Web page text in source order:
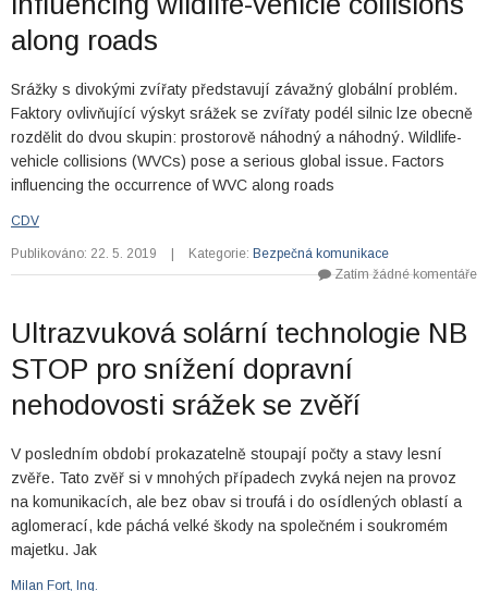
along roads
Srážky s divokými zvířaty představují závažný globální problém.
Faktory ovlivňující výskyt srážek se zvířaty podél silnic lze obecně
rozdělit do dvou skupin: prostorově náhodný a náhodný. Wildlife-
vehicle collisions (WVCs) pose a serious global issue. Factors
influencing the occurrence of WVC along roads
CDV
Publikováno: 22. 5. 2019 Kategorie: Bezpečná komunikace
Zatím žádné komentáře
Ultrazvuková solární technologie NB
STOP pro snížení dopravní
nehodovosti srážek se zvěří
V posledním období prokazatelně stoupají počty a stavy lesní
zvěře. Tato zvěř si v mnohých případech zvyká nejen na provoz
na komunikacích, ale bez obav si troufá i do osídlených oblastí a
aglomerací, kde páchá velké škody na společném i soukromém
majetku. Jak
Milan Fort, Ing.